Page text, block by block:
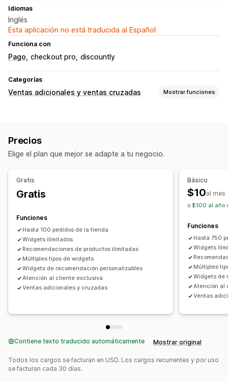
Idiomas
Inglés
Esta aplicación no está traducida al Español
Funciona con
Pago checkout pro discountly
Categorías
Ventas adicionales y ventas cruzadas Mostrar funciones
Venta adicional en la página de producto
Venta adicional en la página de agradecimiento
Compras conjuntas frecuentes
Informes y estadísticas
Tasas de clics
Precios
Elige el plan que mejor se adapte a tu negocio.
Gratis
Gratis
Funciones
Hasta 100 pedidos de la tienda
Widgets ilimitados
Recomendaciones de productos ilimitadas
Múltiples tipos de widgets
Widgets de recomendación personalizables
Atención al cliente exclusiva
Ventas adicionales y cruzadas
Básico
$10al mes
o $100 al año
Funciones
Hasta 750
Widgets
Múltiples
Widgets de
Atención al
Ventas
Contiene texto traducido automáticamente Mostrar original
Todos los cargos se facturan en USD. Los cargos recurrentes y por uso
se facturan cada 30 días.